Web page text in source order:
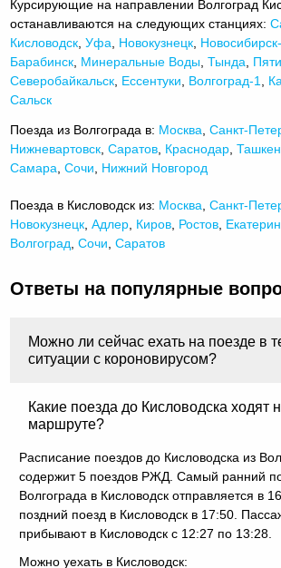
Курсирующие на направлении Волгоград
останавливаются на следующих станциях:
Кисловодск ,Уфа Новокузнецк
Барабинск Минеральные Воды ,Тында
Северобайкальск Ессентуки Волгоград-1
Сальск
Поезда из Волгограда в: Москва ,Санкт-
Нижневартовск ,Саратов Краснодар ,
Самара ,Сочи Нижний Новгород
Поезда в Кисловодск из: Москва ,Санкт-
Новокузнецк ,Адлер Киров Ростов
Волгоград ,Сочи ,Саратов
Ответы на популярные
Можно ли сейчас ехать на поезде в
ситуации с короновирусом?
Какие поезда до Кисловодска ходят
маршруте?
Расписание поездов до Кисловодска из
содержит 5 поездов РЖД. Самый ранний
Волгограда в Кисловодск отправляется в
поздний поезд в Кисловодск в 17:50.
прибывают в Кисловодск с 12:27 по 13:28.
Можно уехать в Кисловодск: